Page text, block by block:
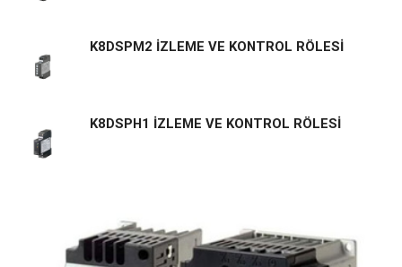
K8DSPM2 İZLEME VE KONTROL RÖLESİ
K8DSPH1 İZLEME VE KONTROL RÖLESİ